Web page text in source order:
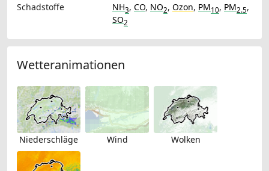
Schadstoffe
NH3, CO, NO2, Ozon, PM10, PM2.5,
SO2
Wetteranimationen
Niederschläge Wind Wolken